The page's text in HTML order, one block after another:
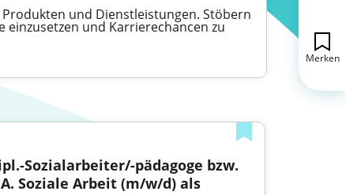
und Dienstleistungen. Stöbern
und Karrierechancen zu
Sozialarbeiter/-pädagoge bzw.
Soziale Arbeit (m/w/d) als
Merken